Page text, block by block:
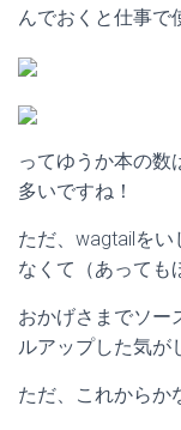
んでおくと仕事で
ってゆうか本の数
多いですね！
ただ、wagtailを
なくて（あっても
おかげさまでソー
ルアップした気が
ただ、これからか